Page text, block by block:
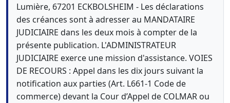
Lumière, 67201 ECKBOLSHEIM - Les déclarations
des créances sont à adresser au MANDATAIRE
JUDICIAIRE dans les deux mois à compter de la
présente publication. L'ADMINISTRATEUR
JUDICIAIRE exerce une mission d'assistance. VOIES
DE RECOURS : Appel dans les dix jours suivant la
notification aux parties (Art. L661-1 Code de
commerce) devant la Cour d’Appel de COLMAR ou